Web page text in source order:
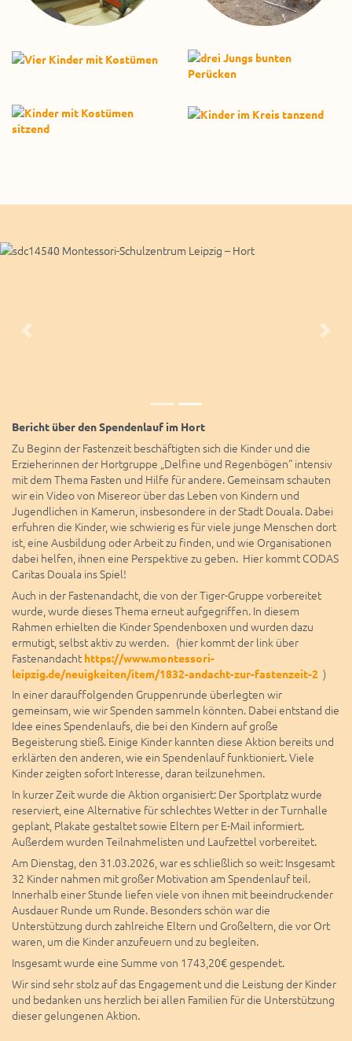
Vorheriger
Bericht über den Spendenlauf im Hort
Zu Beginn der Fastenzeit beschäftigten sich die Kinder und die
Erzieherinnen der Hortgruppe „Delfine und Regenbögen“ intensiv
mit dem Thema Fasten und Hilfe für andere. Gemeinsam schauten
wir ein Video von Misereor über das Leben von Kindern und
Jugendlichen in Kamerun, insbesondere in der Stadt Douala. Dabei
erfuhren die Kinder, wie schwierig es für viele junge Menschen dort
ist, eine Ausbildung oder Arbeit zu finden, und wie Organisationen
dabei helfen, ihnen eine Perspektive zu geben. Hier kommt CODAS
Caritas Douala ins Spiel!
Auch in der Fastenandacht, die von der Tiger-Gruppe vorbereitet
wurde, wurde dieses Thema erneut aufgegriffen. In diesem
Rahmen erhielten die Kinder Spendenboxen und wurden dazu
ermutigt, selbst aktiv zu werden. (hier kommt der link über
Fastenandacht https://www.montessori-
leipzig.de/neuigkeiten/item/1832-andacht-zur-fastenzeit-2 )
In einer darauffolgenden Gruppenrunde überlegten wir
gemeinsam, wie wir Spenden sammeln könnten. Dabei entstand die
Idee eines Spendenlaufs, die bei den Kindern auf große
Begeisterung stieß. Einige Kinder kannten diese Aktion bereits und
erklärten den anderen, wie ein Spendenlauf funktioniert. Viele
Kinder zeigten sofort Interesse, daran teilzunehmen.
In kurzer Zeit wurde die Aktion organisiert: Der Sportplatz wurde
reserviert, eine Alternative für schlechtes Wetter in der Turnhalle
geplant, Plakate gestaltet sowie Eltern per E-Mail informiert.
Außerdem wurden Teilnahmelisten und Laufzettel vorbereitet.
Am Dienstag, den 31.03.2026, war es schließlich so weit: Insgesamt
32 Kinder nahmen mit großer Motivation am Spendenlauf teil.
Innerhalb einer Stunde liefen viele von ihnen mit beeindruckender
Ausdauer Runde um Runde. Besonders schön war die
Unterstützung durch zahlreiche Eltern und Großeltern, die vor Ort
waren, um die Kinder anzufeuern und zu begleiten.
Insgesamt wurde eine Summe von 1743,20€ gespendet.
Wir sind sehr stolz auf das Engagement und die Leistung der Kinder
und bedanken uns herzlich bei allen Familien für die Unterstützung
dieser gelungenen Aktion.